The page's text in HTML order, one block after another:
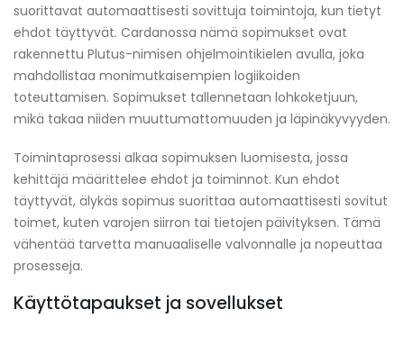
suorittavat automaattisesti sovittuja toimintoja, kun tietyt
ehdot täyttyvät. Cardanossa nämä sopimukset ovat
rakennettu Plutus-nimisen ohjelmointikielen avulla, joka
mahdollistaa monimutkaisempien logiikoiden
toteuttamisen. Sopimukset tallennetaan lohkoketjuun,
mikä takaa niiden muuttumattomuuden ja läpinäkyvyyden.
Toimintaprosessi alkaa sopimuksen luomisesta, jossa
kehittäjä määrittelee ehdot ja toiminnot. Kun ehdot
täyttyvät, älykäs sopimus suorittaa automaattisesti sovitut
toimet, kuten varojen siirron tai tietojen päivityksen. Tämä
vähentää tarvetta manuaaliselle valvonnalle ja nopeuttaa
prosesseja.
Käyttötapaukset ja sovellukset